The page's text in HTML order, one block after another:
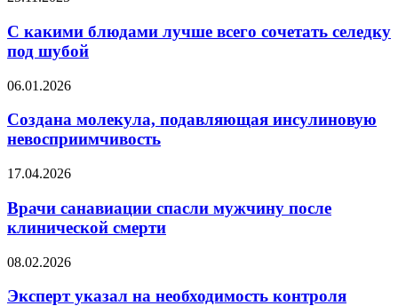
блюдами
лучше
всего
селедку
шубой
C какими блюдами лучше всего сочетать селедку
под шубой
Создана
подавляющая
инсулиновую
невосприимчивость
06.01.2026
Создана молекула, подавляющая инсулиновую
невосприимчивость
Врачи
спасли
мужчину
после
смерти
17.04.2026
Врачи санавиации спасли мужчину после
клинической смерти
Эксперт
на
08.02.2026
Эксперт указал на необходимость контроля